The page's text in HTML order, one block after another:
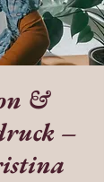
&
–